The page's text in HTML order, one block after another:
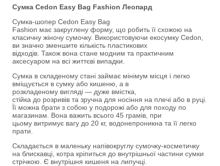
Сумка Cedon Easy Bag Fashion Леопард
Сумка-шопер Cedon Easy Bag
Fashion має закруглену форму, що робить її схожою на
класичну жіночу сумочку. Використовуючи екосумку Cedon,
ви значно зменшите кількість пластикових
відходів. Також вона стане модним та практичним
аксесуаром на всі життєві випадки.
Сумка в складеному стані займає мінімум місця і легко
вміщується в сумку або кишеню, а в
розкладеному вигляді — дуже вмістка,
стійка до розривів та зручна для носіння на плечі або в руці.
Її можна брати з собою у подорожі або для походу по
магазинам. Вона важить всього 45 грамів, при
цьому витримує вагу до 20 кг, водонепроникна та її легко
прати.
Складається в маленьку напівокруглу сумочку-косметичку
на блискавці, котра кріпиться до внутрішньої частини сумки
стрічкою. Є внутрішня кишеня на липучці.